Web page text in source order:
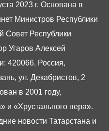
2023 г. Основана в
Министров Республики
Совет Республики
Угаров Алексей
420066, Россия,
ул. Декабристов, 2
в 2001 году,
и «Хрустального пера».
новости Татарстана и